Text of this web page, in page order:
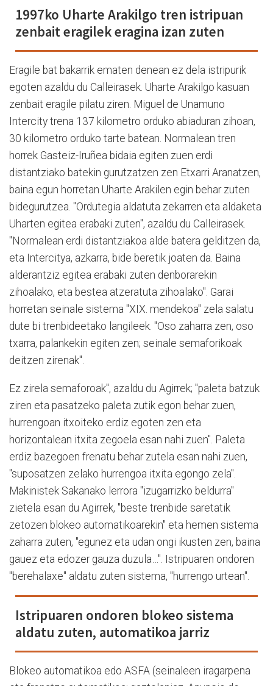
1997ko Uharte Arakilgo tren istripuan
zenbait eragilek eragina izan zuten
Eragile bat bakarrik ematen denean ez dela istripurik
egoten azaldu du Calleirasek. Uharte Arakilgo kasuan
zenbait eragile pilatu ziren. Miguel de Unamuno
Intercity trena 137 kilometro orduko abiaduran zihoan,
30 kilometro orduko tarte batean. Normalean tren
horrek Gasteiz-Iruñea bidaia egiten zuen erdi
distantziako batekin gurutzatzen zen Etxarri Aranatzen,
baina egun horretan Uharte Arakilen egin behar zuten
bidegurutzea. "Ordutegia aldatuta zekarren eta aldaketa
Uharten egitea erabaki zuten", azaldu du Calleirasek.
"Normalean erdi distantziakoa alde batera gelditzen da,
eta Intercitya, azkarra, bide beretik joaten da. Baina
alderantziz egitea erabaki zuten denborarekin
zihoalako, eta bestea atzeratuta zihoalako". Garai
horretan seinale sistema "XIX. mendekoa" zela salatu
dute bi trenbideetako langileek. "Oso zaharra zen, oso
txarra, palankekin egiten zen; seinale semaforikoak
deitzen zirenak".
Ez zirela semaforoak", azaldu du Agirrek; "paleta batzuk
ziren eta pasatzeko paleta zutik egon behar zuen,
hurrengoan itxoiteko erdiz egoten zen eta
horizontalean itxita zegoela esan nahi zuen". Paleta
erdiz bazegoen frenatu behar zutela esan nahi zuen,
"suposatzen zelako hurrengoa itxita egongo zela".
Makinistek Sakanako lerrora "izugarrizko beldurra"
zietela esan du Agirrek, "beste trenbide saretatik
zetozen blokeo automatikoarekin" eta hemen sistema
zaharra zuten, "egunez eta udan ongi ikusten zen, baina
gauez eta edozer gauza duzula…". Istripuaren ondoren
"berehalaxe" aldatu zuten sistema, "hurrengo urtean".
Istripuaren ondoren blokeo sistema
aldatu zuten, automatikoa jarriz
Blokeo automatikoa edo ASFA (seinaleen iragarpena